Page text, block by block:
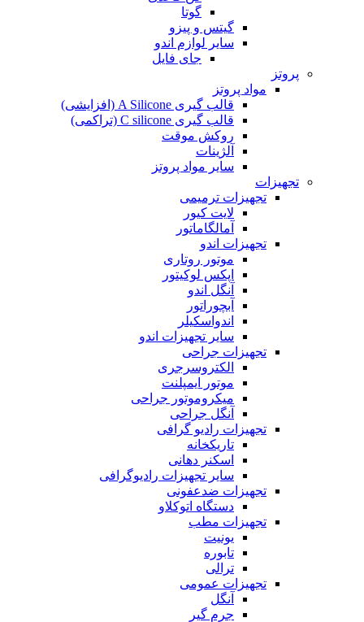
گوتا
گیتس و پیزو
سایر لوازم اندو
جای فایل
پروتز
مواد پروتز
قالب گیری A Silicone (افزایشی)
قالب گیری C silicone (تراکمی)
روکش موقت
آلژینات
سایر مواد پروتز
تجهیزات
تجهیزات ترمیمی
لایت کیور
آمالگاماتور
تجهیزات اندو
موتور روتاری
اپکس لوکیتور
آنگل اندو
آبچوراتور
اندواسکیلر
سایر تجهیزات اندو
تجهیزات جراحی
الکتروسرجری
موتور ایمپلنت
میکروموتور جراحی
آنگل جراحی
تجهیزات رادیو گرافی
تاریکخانه
اسکنر دهانی
سایر تجهیزات رادیوگرافی
تجهیزات ضدعفونی
دستگاه اتوکلاو
تجهیزات مطب
یونیت
تابوره
ترالی
تجهیزات عمومی
آنگل
جرم گیر